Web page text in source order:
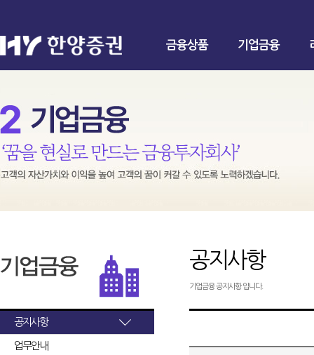
금융상품 기업금융
공지사항
업무안내
공지사항
기업금융 공지사항 입니다.